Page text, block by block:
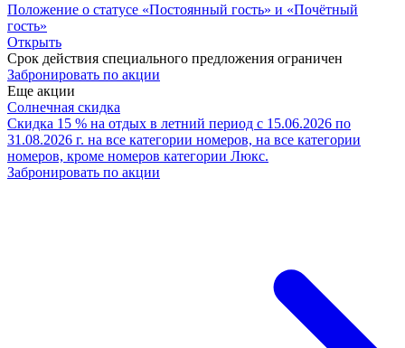
Положение о статусе «Постоянный гость» и «Почётный
гость»
Открыть
Срок действия специального предложения ограничен
Забронировать по акции
Еще акции
Солнечная скидка
Скидка 15 % на отдых в летний период с 15.06.2026 по
31.08.2026 г. на все категории номеров, на все категории
номеров, кроме номеров категории Люкс.
Забронировать по акции